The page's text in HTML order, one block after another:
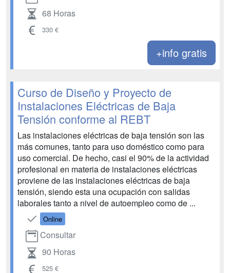
68 Horas
330 €
+info gratis
Curso de Diseño y Proyecto de
Instalaciones Eléctricas de Baja
Tensión conforme al REBT
Las instalaciones eléctricas de baja tensión son las
más comunes, tanto para uso doméstico como para
uso comercial. De hecho, casi el 90% de la actividad
profesional en materia de instalaciones eléctricas
proviene de las instalaciones eléctricas de baja
tensión, siendo esta una ocupación con salidas
laborales tanto a nivel de autoempleo como de ...
Online
Consultar
90 Horas
525 €